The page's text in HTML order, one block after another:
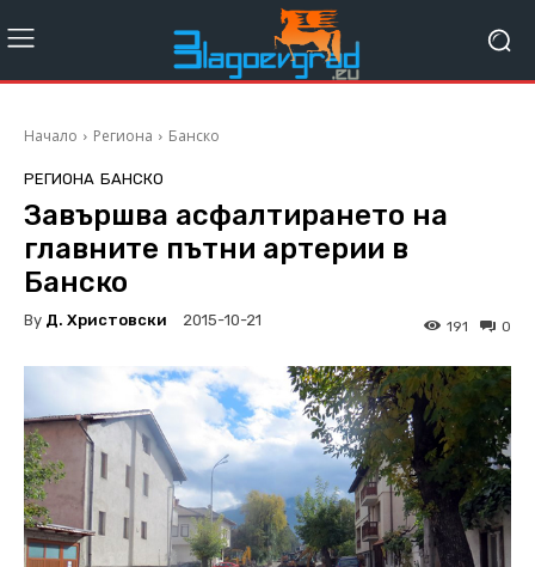
Начало Региона Банско
РЕГИОНА БАНСКО
Завършва асфалтирането на
главните пътни артерии в
Банско
By Д. Христовски 2015-10-21 0
191